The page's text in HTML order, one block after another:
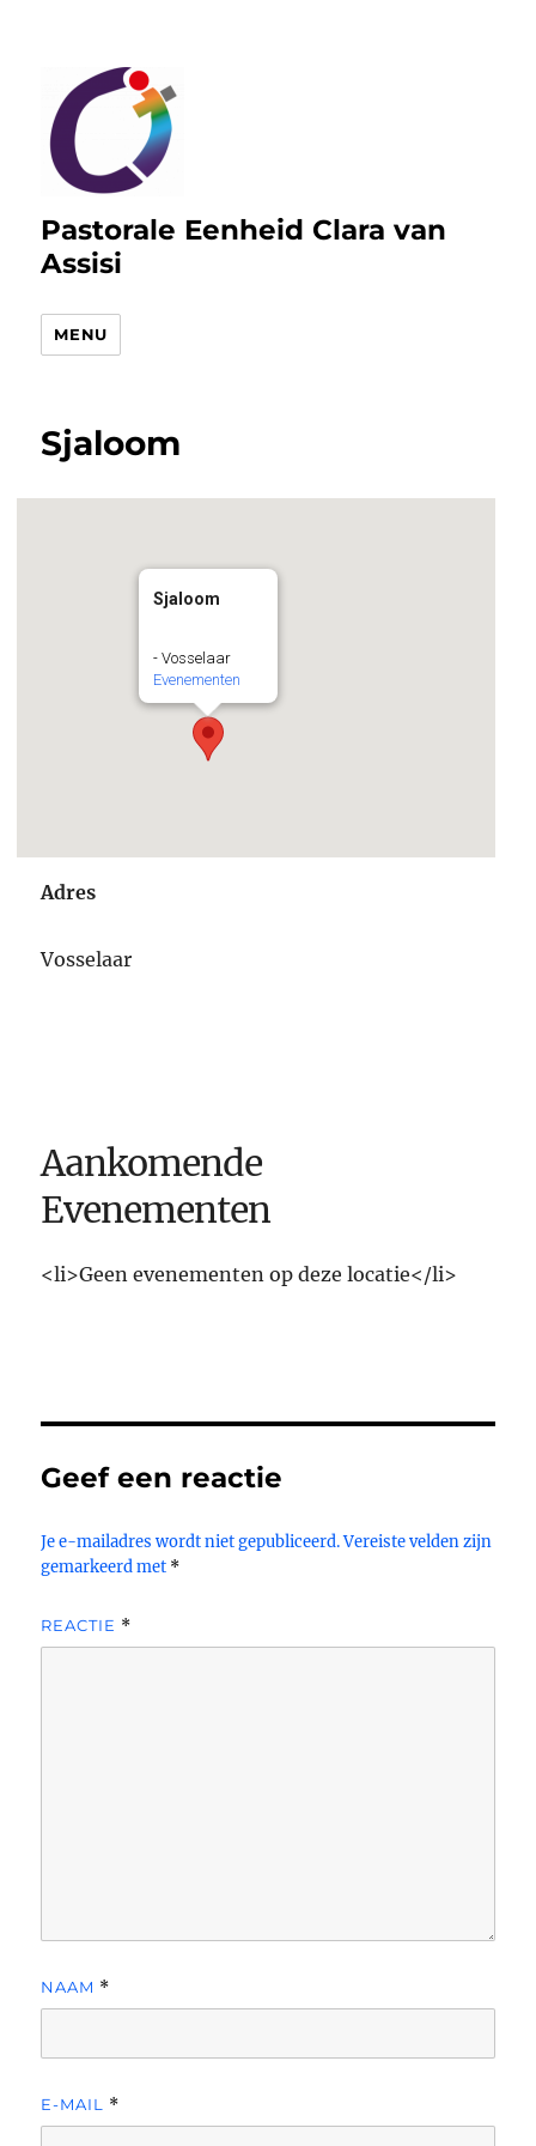
Pastorale Eenheid Clara van
Assisi
MENU
Sjaloom
Sjaloom
- Vosselaar
Evenementen
Adres
Vosselaar
Aankomende
Evenementen
<li>Geen evenementen op deze locatie</li>
Geef een reactie
Je e-mailadres wordt niet gepubliceerd. Vereiste velden zijn
gemarkeerd met *
REACTIE *
NAAM *
E-MAIL *